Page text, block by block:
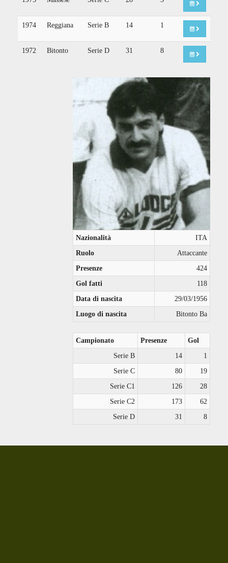
1974 Reggiana Serie B 14 1
1972 Bitonto Serie D 31 8
Nazionalità
ITA
Ruolo
Attaccante
Presenze
424
Gol fatti
118
Data di nascita
29/03/1956
Luogo di nascita
Bitonto Ba
Campionato Presenze
Gol
Serie B
14
1
Serie C
80
19
Serie C1
126
28
Serie C2
173
62
Serie D
31 8